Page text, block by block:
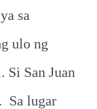
sa
ulo ng
Si San Juan
Sa lugar